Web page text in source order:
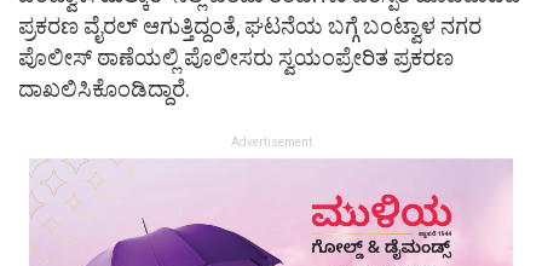
ಪ್ರಕರಣ ವೈರಲ್‌ ಆಗುತ್ತಿದ್ದಂತೆ, ಘಟನೆಯ ಬಗ್ಗೆ ಬಂಟ್ವಾಳ ನಗರ
ಪೊಲೀಸ್ ಠಾಣೆಯಲ್ಲಿ ಪೊಲೀಸರು ಸ್ವಯಂಪ್ರೇರಿತ ಪ್ರಕರಣ
ದಾಖಲಿಸಿಕೊಂಡಿದ್ದಾರೆ.
Advertisement